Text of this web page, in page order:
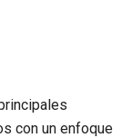
con un enfoque